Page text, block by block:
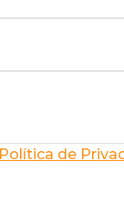
Política de